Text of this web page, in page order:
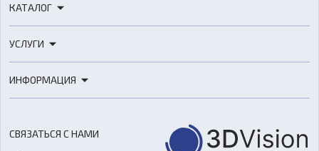
КАТАЛОГ
3D-сканеры
Расходные материалы
Оборудование и материалы для вакуумного литья
Аксессуары и прочее оборудование
УСЛУГИ
3D-моделирование
ИНФОРМАЦИЯ
СВЯЗАТЬСЯ С НАМИ